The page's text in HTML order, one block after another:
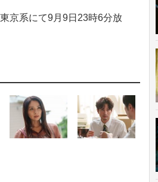
京系にて9月9日23時6分放